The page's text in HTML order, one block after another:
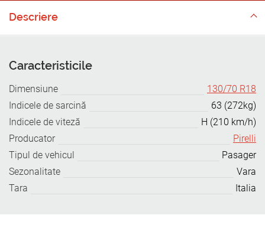
Descriere
Caracteristicile
Dimensiune
130/70 R18
Indicele de sarcină
63 (272kg)
Indicele de viteză
H (210 km/h)
Producator
Pirelli
Tipul de vehicul
Pasager
Sezonalitate
Vara
Tara
Italia